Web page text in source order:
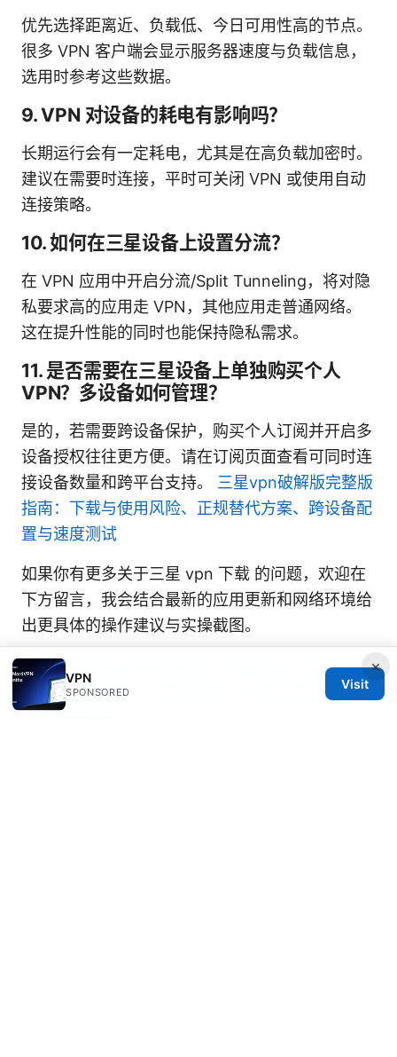
优先选择距离近、负载低、今日可用性高的节点。
很多 VPN 客户端会显示服务器速度与负载信息，
选用时参考这些数据。
9. VPN 对设备的耗电有影响吗？
长期运行会有一定耗电，尤其是在高负载加密时。
建议在需要时连接，平时可关闭 VPN 或使用自动
连接策略。
10. 如何在三星设备上设置分流？
在 VPN 应用中开启分流/Split Tunneling，将对隐
私要求高的应用走 VPN，其他应用走普通网络。
这在提升性能的同时也能保持隐私需求。
11. 是否需要在三星设备上单独购买个人
VPN？多设备如何管理？
是的，若需要跨设备保护，购买个人订阅并开启多
设备授权往往更方便。请在订阅页面查看可同时连
接设备数量和跨平台支持。 三星vpn破解版完整版
指南：下载与使用风险、正规替代方案、跨设备配
置与速度测试
如果你有更多关于三星 vpn 下载 的问题，欢迎在
下方留言，我会结合最新的应用更新和网络环境给
出更具体的操作建议与实操截图。
小牛 vpn 官网 使用全攻略：隐私保护、速度测
试、海外服务器、价格与套餐、安装与使用技巧、
常见问题解答
×
VPN
SPONSORED
Visit